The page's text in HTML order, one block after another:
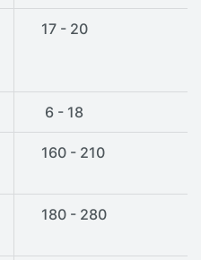
17 - 20
6 - 18
160 - 210
180 - 280